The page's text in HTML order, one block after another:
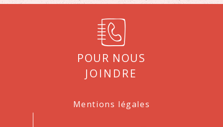
Pour nous
joindre
Mentions légales